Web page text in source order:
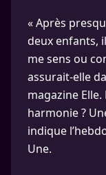
« Après
deux enfants,
me sens ou
assurait-elle
magazine
harmonie ?
indique
Une.